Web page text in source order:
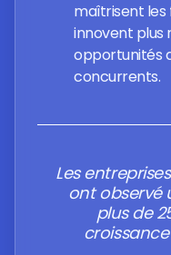
maîtrisent les
innovent
opportunités
concurrents.
Les
ont observé
plus de